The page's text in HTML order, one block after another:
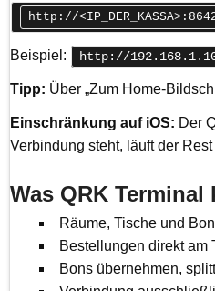
http://
Beispiel: http://
Tipp: Über „Zum Home-
Einschränkung auf iOS: Der
Verbindung steht, läuft der
Was QRK Terminal
Räume, Tische und
Bestellungen direkt am
Bons übernehmen,